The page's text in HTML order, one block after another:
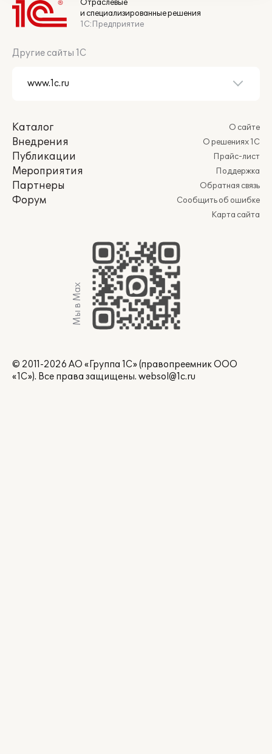
Отраслевые
и специализированные решения
1С:Предприятие
Другие сайты 1С
Каталог
Внедрения
Публикации
Мероприятия
Партнеры
Форум
О сайте
О решениях 1С
Прайс-лист
Поддержка
Обратная связь
Сообщить об ошибке
Карта сайта
Мы в Max
© 2011-2026 АО «Группа 1С» (правопреемник ООО
«1С»). Все права защищены. websol@1c.ru